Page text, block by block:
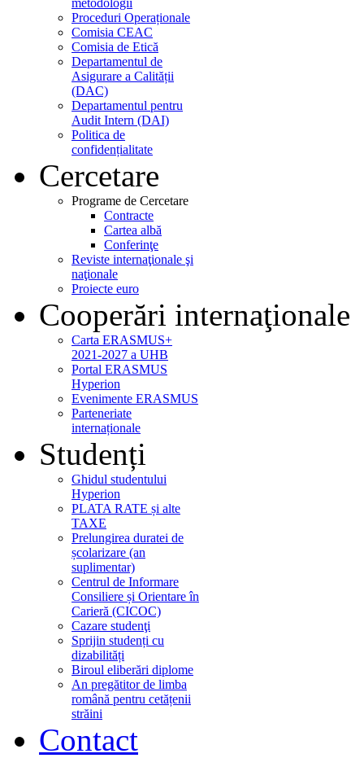
metodologii
Proceduri Operaționale
Comisia CEAC
Comisia de Etică
Departamentul de
Asigurare a Calității
(DAC)
Departamentul pentru
Audit Intern (DAI)
Politica de
confidențialitate
Cercetare
Programe de Cercetare
Contracte
Cartea albă
Conferinţe
Reviste internaţionale şi
naţionale
Proiecte euro
Cooperări internaţionale
Carta ERASMUS+
2021-2027 a UHB
Portal ERASMUS
Hyperion
Evenimente ERASMUS
Parteneriate
internaționale
Studenți
Ghidul studentului
Hyperion
PLATA RATE și alte
TAXE
Prelungirea duratei de
școlarizare (an
suplimentar)
Centrul de Informare
Consiliere și Orientare în
Carieră (CICOC)
Cazare studenţi
Sprijin studenți cu
dizabilități
Biroul eliberări diplome
An pregătitor de limba
română pentru cetățenii
străini
Contact